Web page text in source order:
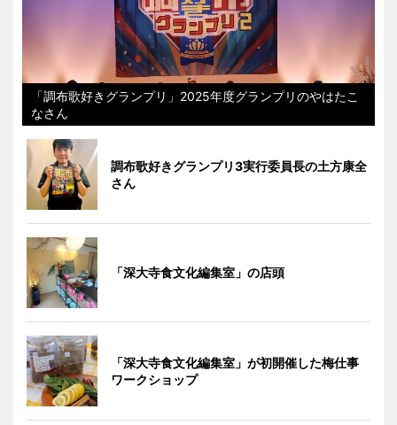
「調布歌好きグランプリ」2025年度グランプリのやはたこ
なさん
調布歌好きグランプリ3実行委員長の土方康全
さん
「深大寺食文化編集室」の店頭
「深大寺食文化編集室」が初開催した梅仕事
ワークショップ